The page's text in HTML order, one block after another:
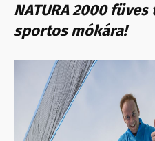
NATURA 2000
sportos mókára!